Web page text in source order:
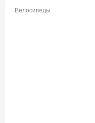
Велосипеды